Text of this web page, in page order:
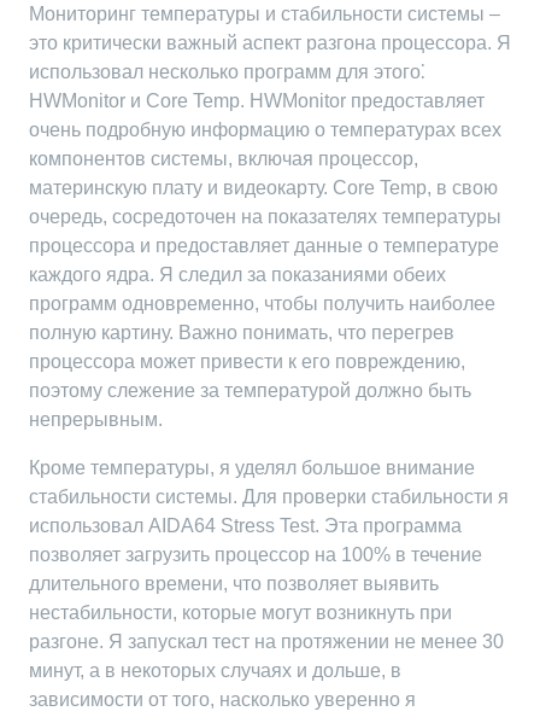
Мониторинг температуры и стабильности системы –
это критически важный аспект разгона процессора. Я
использовал несколько программ для этого⁚
HWMonitor и Core Temp. HWMonitor предоставляет
очень подробную информацию о температурах всех
компонентов системы, включая процессор,
материнскую плату и видеокарту. Core Temp, в свою
очередь, сосредоточен на показателях температуры
процессора и предоставляет данные о температуре
каждого ядра. Я следил за показаниями обеих
программ одновременно, чтобы получить наиболее
полную картину. Важно понимать, что перегрев
процессора может привести к его повреждению,
поэтому слежение за температурой должно быть
непрерывным.
Кроме температуры, я уделял большое внимание
стабильности системы. Для проверки стабильности я
использовал AIDA64 Stress Test. Эта программа
позволяет загрузить процессор на 100% в течение
длительного времени, что позволяет выявить
нестабильности, которые могут возникнуть при
разгоне. Я запускал тест на протяжении не менее 30
минут, а в некоторых случаях и дольше, в
зависимости от того, насколько уверенно я